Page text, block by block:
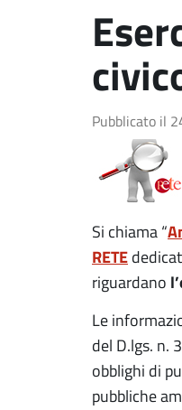
Pubblicato il
Si chiama “
RETE
riguardano
Le
del D.lgs. n.
obblighi di
pubbliche